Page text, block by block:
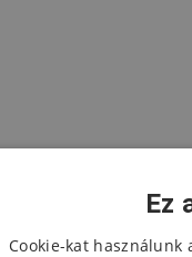
Ez
Cookie-kat